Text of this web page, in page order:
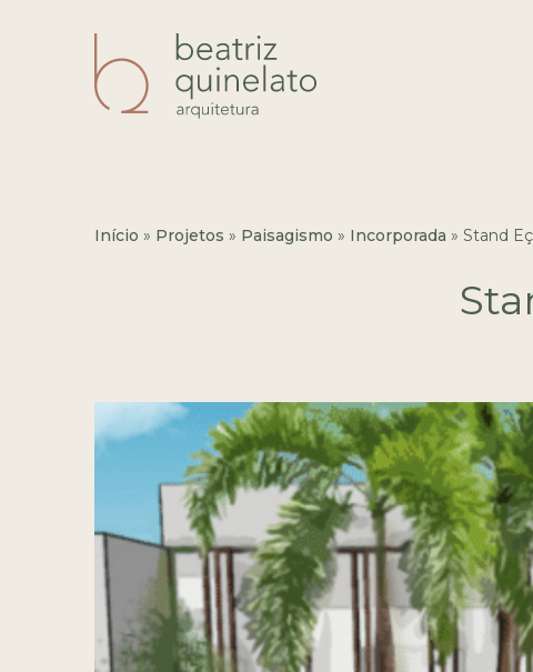
Início » Projetos » Paisagismo » Incorporada » Stand